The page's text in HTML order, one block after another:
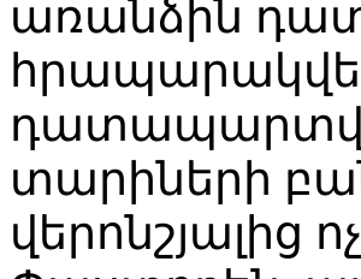
առանձին
հրապարակվեց
տարիների
վերոնշյալից